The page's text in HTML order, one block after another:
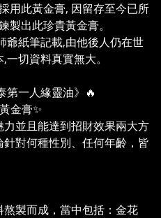
用此黃金膏, 因留存至今已所
製出此珍貴黃金膏。
爺紙筆記載,由他後人仍在世
切資料真實無大。
一人緣靈油》🔥
膏✨
並且能達到招財效果兩大方
對何種性別、任何年齡，皆
製而成，當中包括：金花